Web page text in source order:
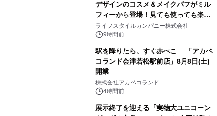
デザインのコスメ＆メイクパフがミル
フィーから登場！見ても使っても楽し
い、ポップでキュートなコレクショ
ン。
ライフスタイルカンパニー株式会社
9時間前
駅を降りたら、すぐ赤べこ 「アカベ
コランド会津若松駅前店」8月8日(土)
開業
株式会社アカベコランド
4時間前
展示終了を迎える「実物大ユニコーン